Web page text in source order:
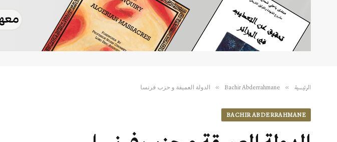
الرئيسية »
Bachir Abderrahmane
» الدولة العميقة و حزب فرنسا
BACHIR ABDERRAHMANE